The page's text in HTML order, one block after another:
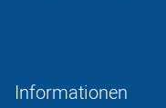
Informationen